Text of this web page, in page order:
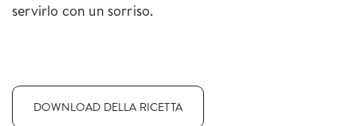
servirlo con un sorriso.
DOWNLOAD DELLA RICETTA